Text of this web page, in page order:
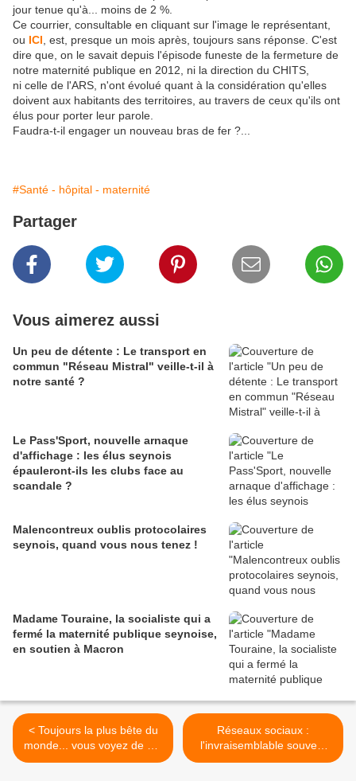
jour tenue qu'à... moins de 2 %.
Ce courrier, consultable en cliquant sur l'image le représentant,
ou ICI , est, presque un mois après, toujours sans réponse. C'est
dire que, on le savait depuis l'épisode funeste de la fermeture de
notre maternité publique en 2012, ni la direction du CHITS,
ni celle de l'ARS, n'ont évolué quant à la considération qu'elles
doivent aux habitants des territoires, au travers de ceux qu'ils ont
élus pour porter leur parole.
Faudra-t-il engager un nouveau bras de fer ?...
#Santé - hôpital - maternité
Partager
Vous aimerez aussi
Un peu de détente : Le transport en
commun "Réseau Mistral" veille-t-il à
notre santé ?
Le Pass'Sport, nouvelle arnaque
d'affichage : les élus seynois
épauleront-ils les clubs face au
scandale ?
Malencontreux oublis protocolaires
seynois, quand vous nous tenez !
Madame Touraine, la socialiste qui a
fermé la maternité publique seynoise,
en soutien à Macron
< Toujours la plus bête du
monde... vous voyez de qui
je veux parler ?
Réseaux sociaux :
l'invraisemblable souvent
préféré au vrai >